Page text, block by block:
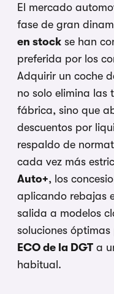
El mercado
fase de gran
en stock se han
preferida por los
Adquirir un coche
no solo elimina las
fábrica, sino que
descuentos por
respaldo de
cada vez más
Auto+, los
aplicando rebajas
salida a modelos
soluciones
ECO de la DGT a
habitual.